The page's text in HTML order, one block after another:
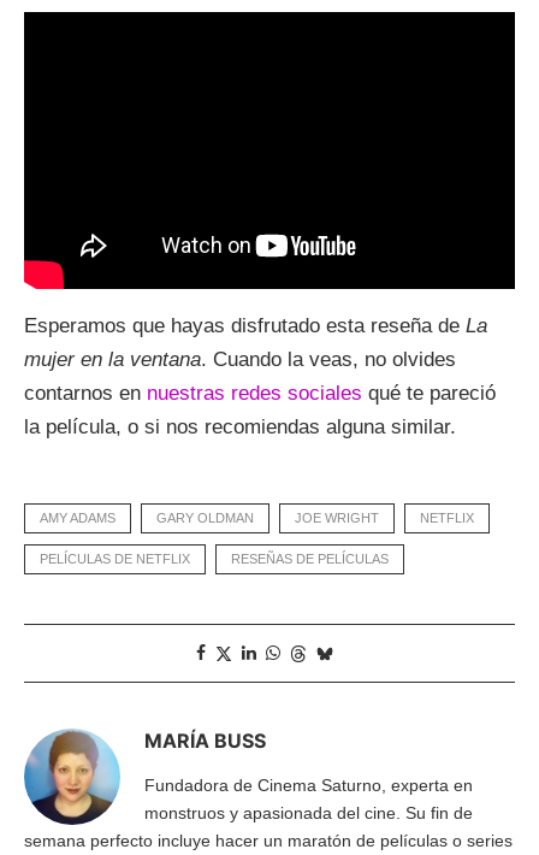
Esperamos que hayas disfrutado esta reseña de La
mujer en la ventana. Cuando la veas, no olvides
contarnos en nuestras redes sociales qué te pareció
la película, o si nos recomiendas alguna similar.
AMY ADAMS GARY OLDMAN JOE WRIGHT NETFLIX
PELÍCULAS DE NETFLIX RESEÑAS DE PELÍCULAS
MARÍA BUSS
Fundadora de Cinema Saturno, experta en
monstruos y apasionada del cine. Su fin de
semana perfecto incluye hacer un maratón de películas o series